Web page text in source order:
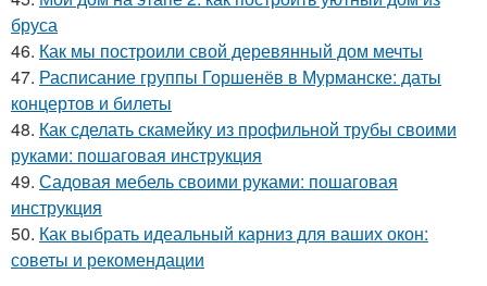
бруса
46. Как мы построили свой деревянный дом мечты
47. Расписание группы Горшенёв в Мурманске: даты
концертов и билеты
48. Как сделать скамейку из профильной трубы своими
руками: пошаговая инструкция
49. Садовая мебель своими руками: пошаговая
инструкция
50. Как выбрать идеальный карниз для ваших окон:
советы и рекомендации